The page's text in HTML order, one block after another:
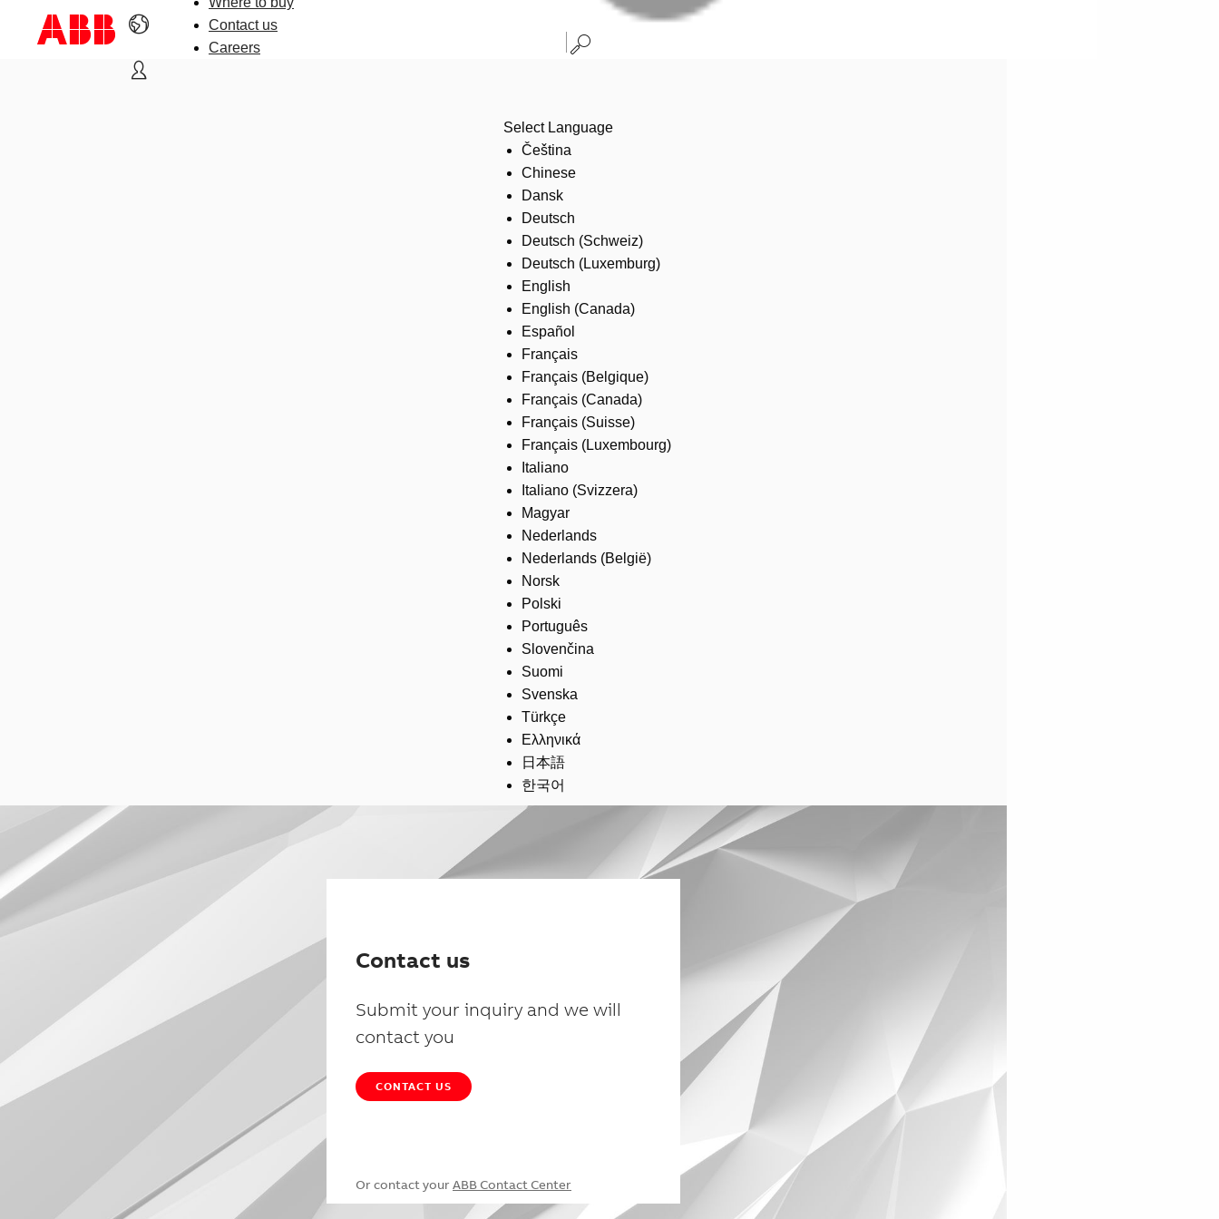
Contact us
Careers
Select Language
Čeština
Chinese
Dansk
Deutsch
Deutsch (Schweiz)
Deutsch (Luxemburg)
English
English (Canada)
Español
Français
Français (Belgique)
Français (Canada)
Français (Suisse)
Français (Luxembourg)
Italiano
Italiano (Svizzera)
Magyar
Nederlands
Nederlands (België)
Norsk
Polski
Português
Slovenčina
Suomi
Svenska
Türkçe
Ελληνικά
日本語
한국어
Contact us
Submit your inquiry and we will
contact you
CONTACT US
Or contact your ABB Contact Center